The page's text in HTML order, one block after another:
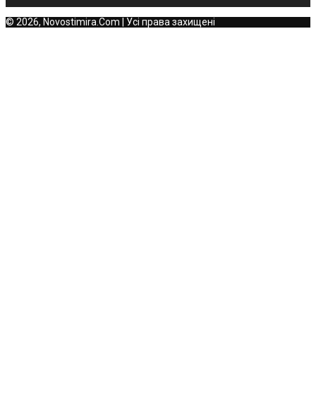
© 2026, Novostimira.Com | Усі права захищені